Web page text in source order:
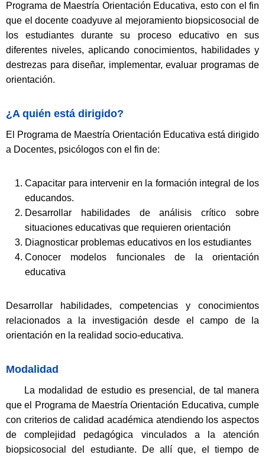
Programa de Maestría Orientación Educativa, esto con el fin
que el docente coadyuve al mejoramiento biopsicosocial de
los estudiantes durante su proceso educativo en sus
diferentes niveles, aplicando conocimientos, habilidades y
destrezas para diseñar, implementar, evaluar programas de
orientación.
¿A quién está dirigido?
El Programa de Maestría Orientación Educativa está dirigido
a Docentes, psicólogos con el fin de:
Capacitar para intervenir en la formación integral de los
educandos.
Desarrollar habilidades de análisis crítico sobre
situaciones educativas que requieren orientación
Diagnosticar problemas educativos en los estudiantes
Conocer modelos funcionales de la orientación
educativa
Desarrollar habilidades, competencias y conocimientos
relacionados a la investigación desde el campo de la
orientación en la realidad socio-educativa.
Modalidad
La modalidad de estudio es presencial, de tal manera
que el Programa de Maestría Orientación Educativa, cumple
con criterios de calidad académica atendiendo los aspectos
de complejidad pedagógica vinculados a la atención
biopsicosocial del estudiante. De allí que, el tiempo de